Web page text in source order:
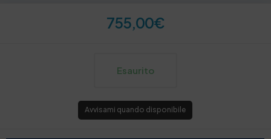
755,00€
Esaurito
Avvisami quando disponibile